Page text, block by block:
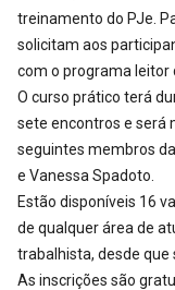
treinamento do PJe.
solicitam aos
com o programa leitor
O curso prático terá
sete encontros e será
seguintes membros
e Vanessa Spadoto.
Estão disponíveis 16
de qualquer área de
trabalhista, desde que
As inscrições são